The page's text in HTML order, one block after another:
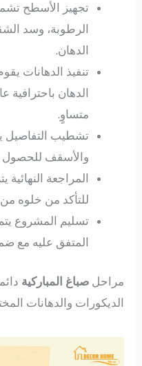
تجهيز الأسطح
الرطوبة، وسد
الدهان.
تنفيذ الدهانات
الدهان
متساوٍ.
تشطيب التفاصيل
والأسقف للحصول
المراجعة
للتأكد من خلوه
تسليم المشروع
المتفق عليه مع
مراحلصباغ المباركية
الديكورات والدهانات